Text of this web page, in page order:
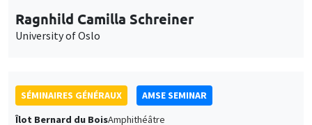
Ragnhild Camilla Schreiner
University of Oslo
SÉMINAIRES GÉNÉRAUX
AMSE SEMINAR
Îlot Bernard du BoisAmphithéâtre